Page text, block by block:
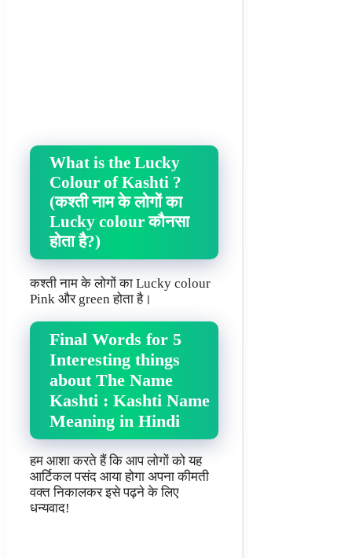
What is the Lucky
Colour of Kashti ?
(कश्ती नाम के लोगों का
Lucky colour कौनसा
होता है?)
कश्ती नाम के लोगों का Lucky colour
Pink और green होता है।
Final Words for 5
Interesting things
about The Name
Kashti : Kashti Name
Meaning in Hindi
हम आशा करते हैं कि आप लोगों को यह
आर्टिकल पसंद आया होगा अपना कीमती
वक्त निकालकर इसे पढ़ने के लिए
धन्यवाद!